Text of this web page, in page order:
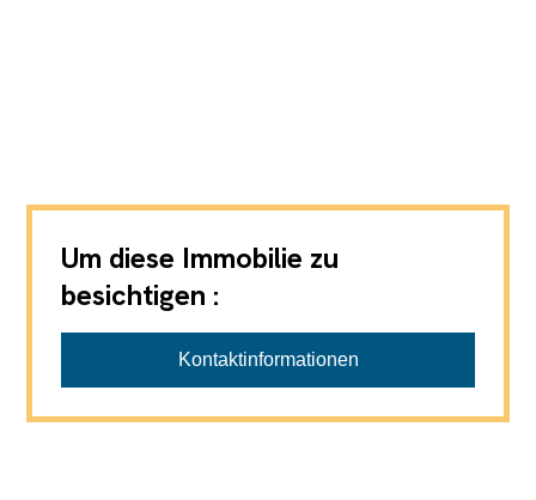
Um diese Immobilie zu
besichtigen :
Fährhof AG Immobilien Aarau
Kontaktinformationen